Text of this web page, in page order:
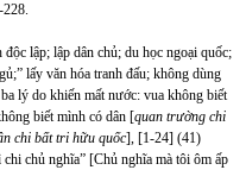
lập; lập dân chủ; du học ngoại quốc;
lấy văn hóa tranh đấu; không dùng
lý do khiến mất nước: vua không biết
biết mình có dân [quan trường chi
chi bất tri hữu quốc], [1-24] (41)
chủ nghĩa” [Chủ nghĩa mà tôi ôm ấp